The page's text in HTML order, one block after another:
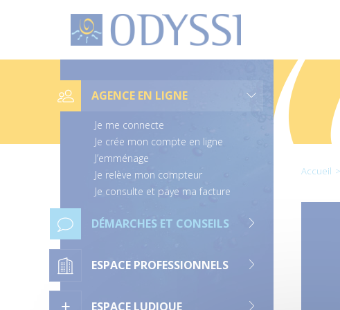
O
d
s
n
s
t
i
o
n
AGENCE EN LIGNE
Je me connecte
Je crée mon compte en ligne
J’emménage
Je relève mon compteur
Je consulte et paye ma facture
DÉMARCHES ET CONSEILS
ESPACE PROFESSIONNELS
ESPACE LUDIQUE
Accueil